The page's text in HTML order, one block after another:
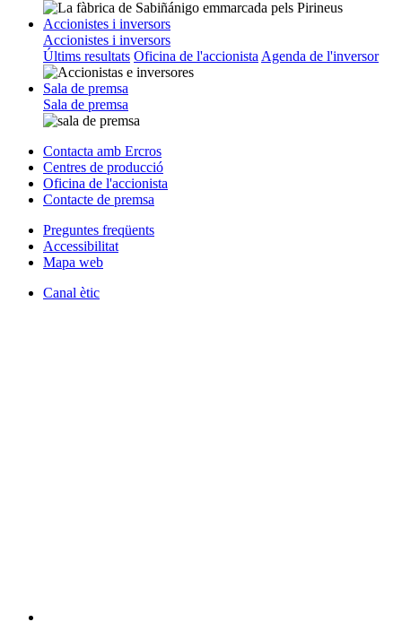
Accionistes i inversors
Accionistes i inversors
Últims resultats Oficina de l'accionista Agenda de l'inversor
Sala de premsa
Sala de premsa
Contacta amb Ercros
Centres de producció
Oficina de l'accionista
Contacte de premsa
Preguntes freqüents
Accessibilitat
Mapa web
Canal ètic